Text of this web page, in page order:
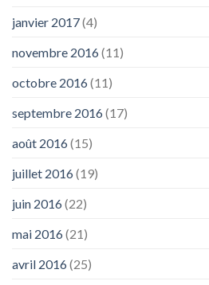
janvier 2017(4)
novembre 2016(11)
octobre 2016(11)
septembre 2016(17)
août 2016(15)
juillet 2016(19)
juin 2016(22)
mai 2016(21)
avril 2016(25)